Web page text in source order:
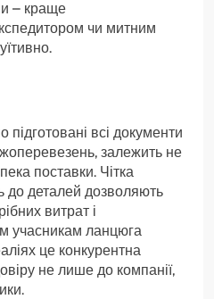
– краще
чи митним
підготовані всі документи
залежить не
поставки. Чітка
до деталей дозволяють
витрат і
учасникам ланцюга
це конкурентна
не лише до компанії,